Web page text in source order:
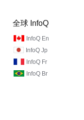
全球 InfoQ
InfoQ En
InfoQ Jp
InfoQ Fr
InfoQ Br